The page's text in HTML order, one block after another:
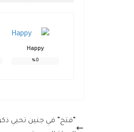
Happy
0
%
“فتح” في جنين تحيي